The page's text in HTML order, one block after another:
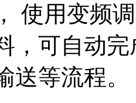
使用变频
，可自动
送等流程。